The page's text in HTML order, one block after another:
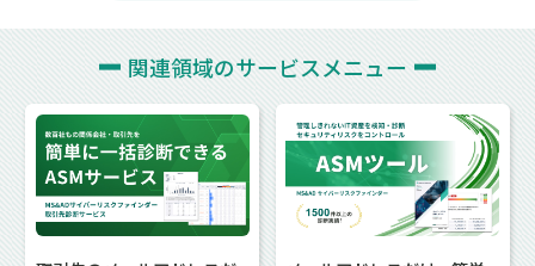
関連領域のサービスメニュー